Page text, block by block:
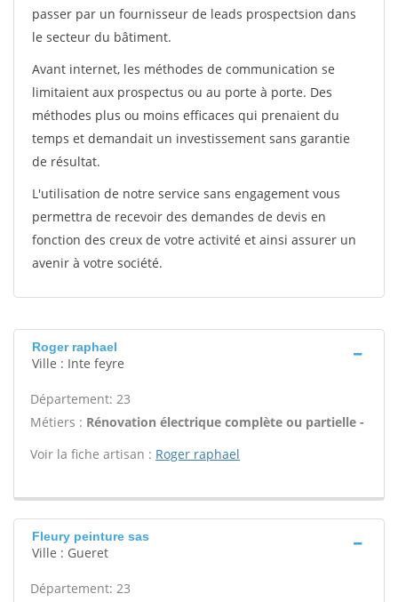
passer par un fournisseur de leads prospectsion dans
le secteur du bâtiment.
Avant internet, les méthodes de communication se
limitaient aux prospectus ou au porte à porte. Des
méthodes plus ou moins efficaces qui prenaient du
temps et demandait un investissement sans garantie
de résultat.
L'utilisation de notre service sans engagement vous
permettra de recevoir des demandes de devis en
fonction des creux de votre activité et ainsi assurer un
avenir à votre société.
Roger raphael
Ville : Inte feyre
Département: 23
Métiers : Rénovation électrique complète ou partielle -
Voir la fiche artisan : Roger raphael
Fleury peinture sas
Ville : Gueret
Département: 23